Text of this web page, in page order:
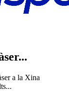
a la Xina